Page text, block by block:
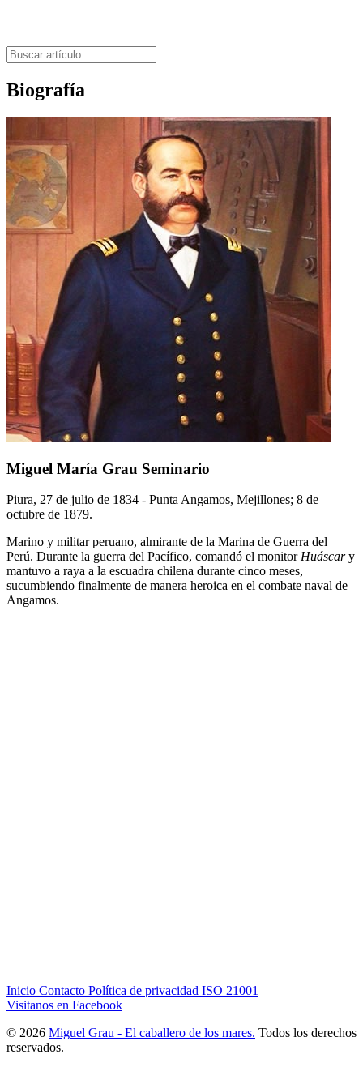
Biografía
Miguel María Grau Seminario
Piura, 27 de julio de 1834 - Punta Angamos, Mejillones; 8 de
octubre de 1879.
Marino y militar peruano, almirante de la Marina de Guerra del
Perú. Durante la guerra del Pacífico, comandó el monitor Huáscary
mantuvo a raya a la escuadra chilena durante cinco meses,
sucumbiendo finalmente de manera heroica en el combate naval de
Angamos.
Inicio Contacto Política de privacidad ISO 21001
Visitanos en Facebook
© 2026 Miguel Grau - El caballero de los mares. Todos los derechos
reservados.